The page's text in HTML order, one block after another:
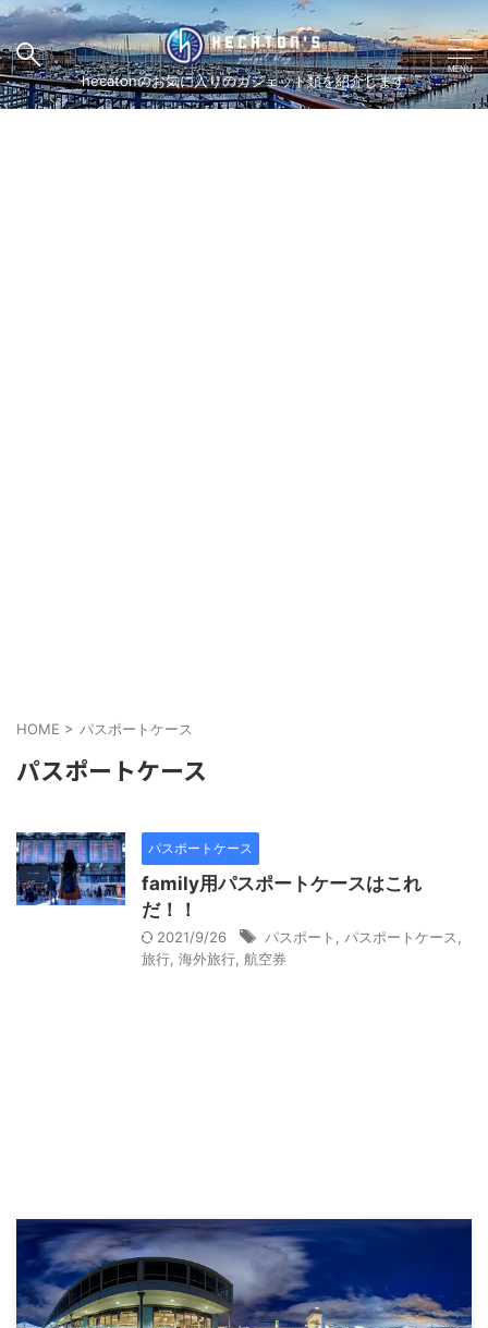
hecatonのお気に入りのガジェット類を紹介します
HOME > パスポートケース
パスポートケース
パスポートケース
family用パスポートケースはこれ
だ！！
2021/9/26 パスポート パスポートケース
旅行 海外旅行 航空券